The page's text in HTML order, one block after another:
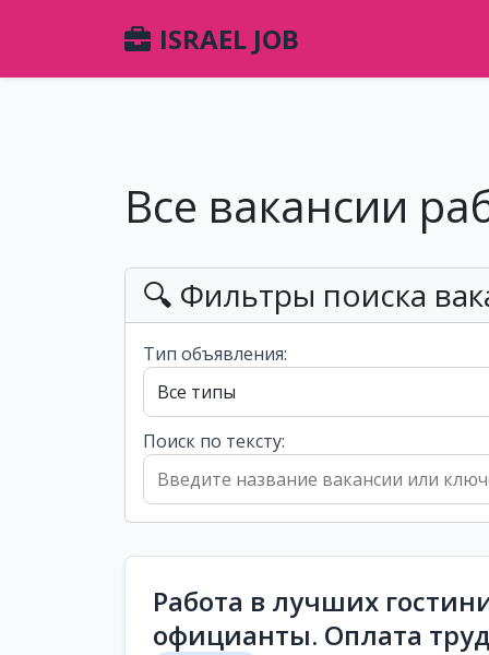
ISRAEL JOB
Все вакансии
🔍 Фильтры поиска
Тип объявления:
Поиск по тексту:
Работа в лучших
официанты. Оплата